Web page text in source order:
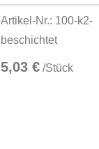
Artikel-Nr.: 100-k2-
beschichtet
5,03 € /Stück